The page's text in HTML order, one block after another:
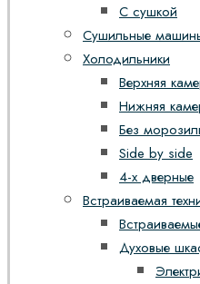
С сушкой
Сушильные
Холодильники
Верхняя
Нижняя
Без
Side by side
4-х дверные
Встраиваемая
Духовые